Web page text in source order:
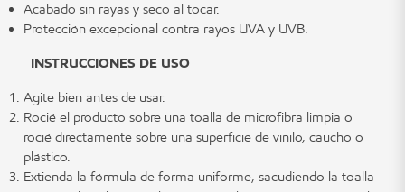
Acabado sin rayas y seco al tocar.
Protección excepcional contra rayos UVA y UVB.
INSTRUCCIONES DE USO
Agite bien antes de usar.
Rocié el producto sobre una toalla de microfibra limpia o
rocié directamente sobre una superficie de vinilo, caucho o
plástico.
Extienda la fórmula de forma uniforme, sacudiendo la toalla